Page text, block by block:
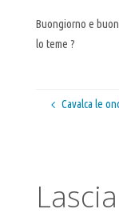
Buongiorno e buon
lo teme ?
Cavalca le